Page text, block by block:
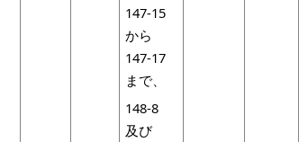
147-15
から
147-17
まで、
148-8
及び